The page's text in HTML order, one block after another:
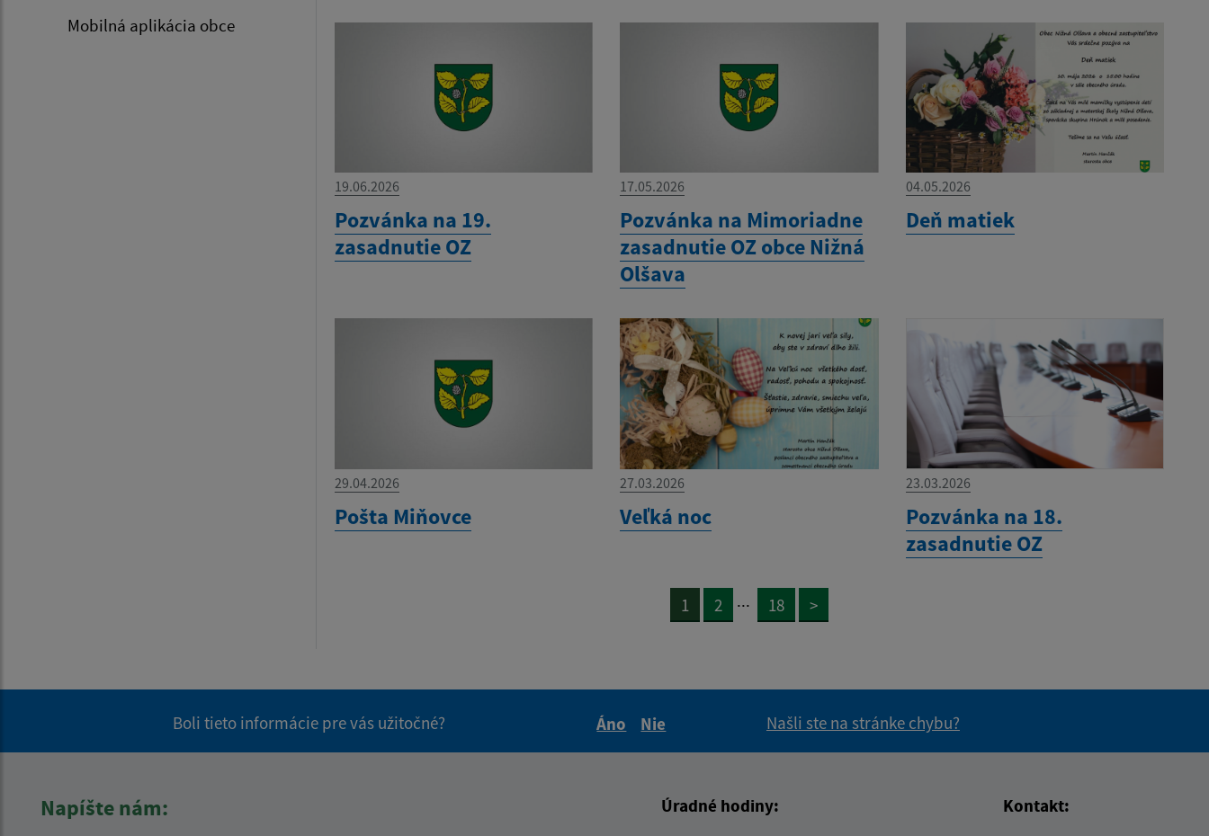
Mobilná aplikácia obce
19.06.2026
Pozvánka na 19.
zasadnutie OZ
17.05.2026
Pozvánka na Mimoriadne
zasadnutie OZ obce Nižná
Olšava
04.05.2026
Deň matiek
29.04.2026
Pošta Miňovce
27.03.2026
Veľká noc
23.03.2026
Pozvánka na 18.
zasadnutie OZ
1 2 ... 18 >
Boli tieto informácie pre vás užitočné?
Áno
Nie
Našli ste na stránke chybu?
Napíšte nám: Úradné hodiny: Kontakt: